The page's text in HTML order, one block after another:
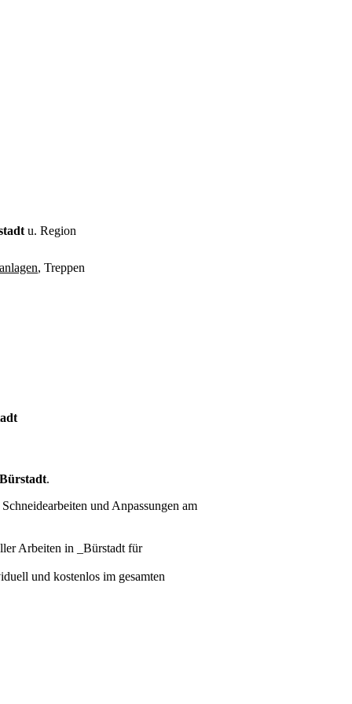
u. Region
, Treppen
.
und Anpassungen am
Arbeiten in _Bürstadt für
und kostenlos im gesamten